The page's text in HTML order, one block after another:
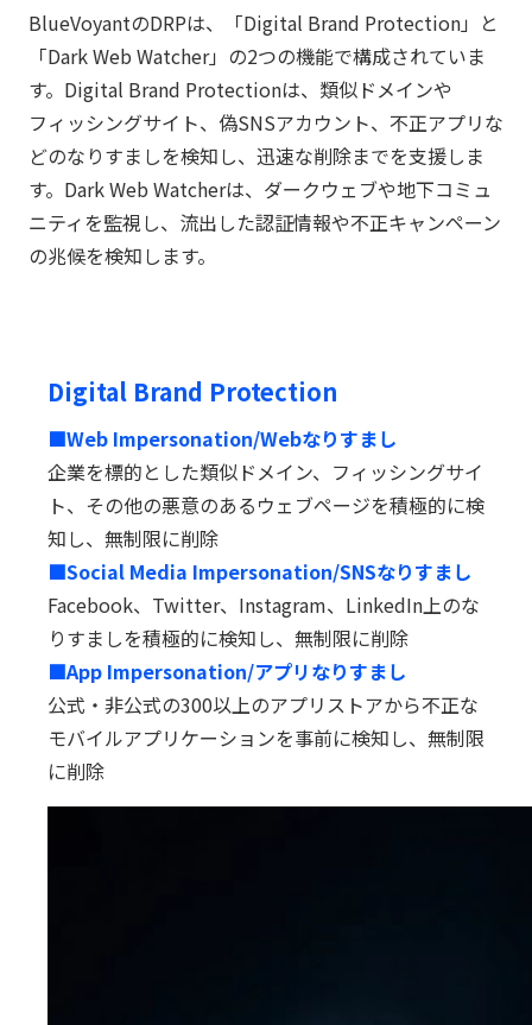
BlueVoyantのDRPは、「Digital Brand Protection」と
「Dark Web Watcher」の2つの機能で構成されていま
す。Digital Brand Protectionは、類似ドメインや
フィッシングサイト、偽SNSアカウント、不正アプリな
どのなりすましを検知し、迅速な削除までを支援しま
す。Dark Web Watcherは、ダークウェブや地下コミュ
ニティを監視し、流出した認証情報や不正キャンペーン
の兆候を検知します。
Digital Brand Protection
■Web Impersonation/Webなりすまし
企業を標的とした類似ドメイン、フィッシングサイ
ト、その他の悪意のあるウェブページを積極的に検
知し、無制限に削除
■Social Media Impersonation/SNSなりすまし
Facebook、Twitter、Instagram、LinkedIn上のな
りすましを積極的に検知し、無制限に削除
■App Impersonation/アプリなりすまし
公式・非公式の300以上のアプリストアから不正な
モバイルアプリケーションを事前に検知し、無制限
に削除